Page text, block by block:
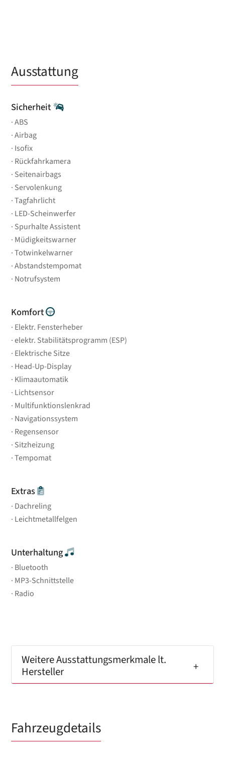
Ausstattung
Sicherheit
ABS
Airbag
Isofix
Rückfahrkamera
Seitenairbags
Servolenkung
Tagfahrlicht
LED-Scheinwerfer
Spurhalte Assistent
Müdigkeitswarner
Totwinkelwarner
Abstandstempomat
Notrufsystem
Komfort
Elektr. Fensterheber
elektr. Stabilitätsprogramm (ESP)
Elektrische Sitze
Head-Up-Display
Klimaautomatik
Lichtsensor
Multifunktionslenkrad
Navigationssystem
Regensensor
Sitzheizung
Tempomat
Extras
Dachreling
Leichtmetallfelgen
Unterhaltung
Bluetooth
MP3-Schnittstelle
Radio
Weitere Ausstattungsmerkmale lt.
Hersteller
Fahrzeugdetails